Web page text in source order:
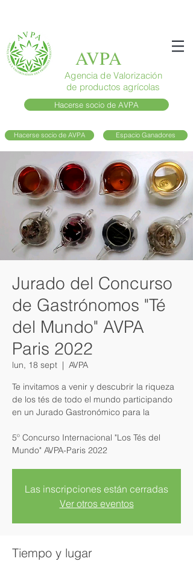
AVPA
Agencia de Valorización
de productos agrícolas
Hacerse socio de AVPA
Hacerse socio de AVPA Espacio Ganadores
Jurado del Concurso
de Gastrónomos "Té
del Mundo" AVPA
Paris 2022
lun, 18 sept
  |
AVPA
Te invitamos a venir y descubrir la riqueza
de los tés de todo el mundo participando
en un Jurado Gastronómico para la
5º Concurso Internacional "Los Tés del
Las inscripciones están cerradas
Ver otros eventos
Tiempo y lugar